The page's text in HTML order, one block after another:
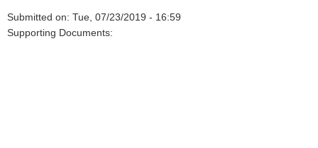
Submitted on: Tue, 07/23/2019 - 16:59
Supporting Documents: